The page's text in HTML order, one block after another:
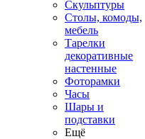
Скульптуры
Столы, комоды,
мебель
Тарелки
декоративные
настенные
Фоторамки
Часы
Шары и
подставки
Ещё